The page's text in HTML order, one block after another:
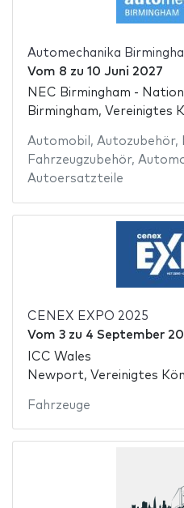
Automechanika
Vom 8 zu 10 Juni 2027
NEC Birmingham -
Birmingham, Vereinigtes
Automobil , Autozubehör,
Fahrzeugzubehör,
Autoersatzteile
CENEX EXPO 2025
Vom 3zu 4 September
ICC Wales
Newport, Vereinigtes
Fahrzeuge